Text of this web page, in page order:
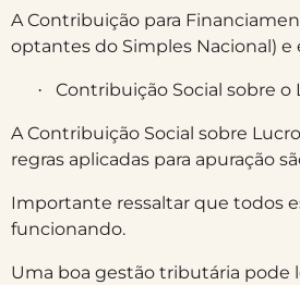
A Contribuição para
optantes do Simples Nacional) e
· Contribuição Social sobre o
A Contribuição Social sobre
regras aplicadas para apuração
Importante ressaltar que todos
funcionando.
Uma boa gestão tributária pode